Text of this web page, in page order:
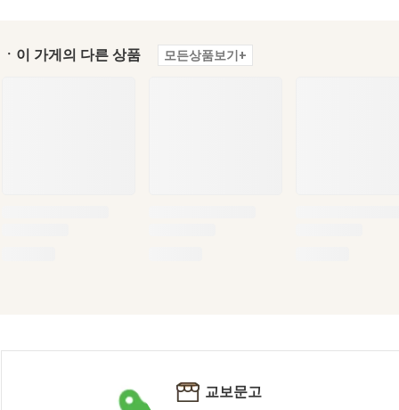
ㆍ이 가게의 다른 상품 모든상품보기+
교보문고